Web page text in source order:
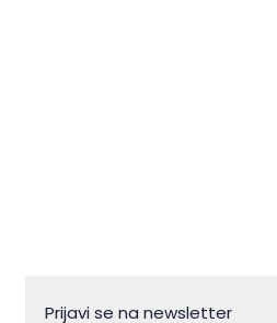
Prijavi se na newsletter